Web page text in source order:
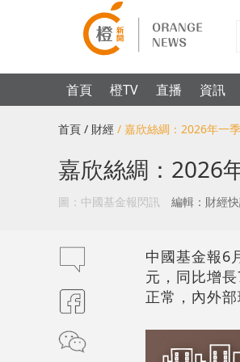
首頁 橙TV 直播 資訊
首頁 / 財經 / 嘉欣絲綢：2026年一
嘉欣絲綢：2026
圖：中國基金報閃訊 編輯：財經
中國基金報6
元，同比增
正常，內外